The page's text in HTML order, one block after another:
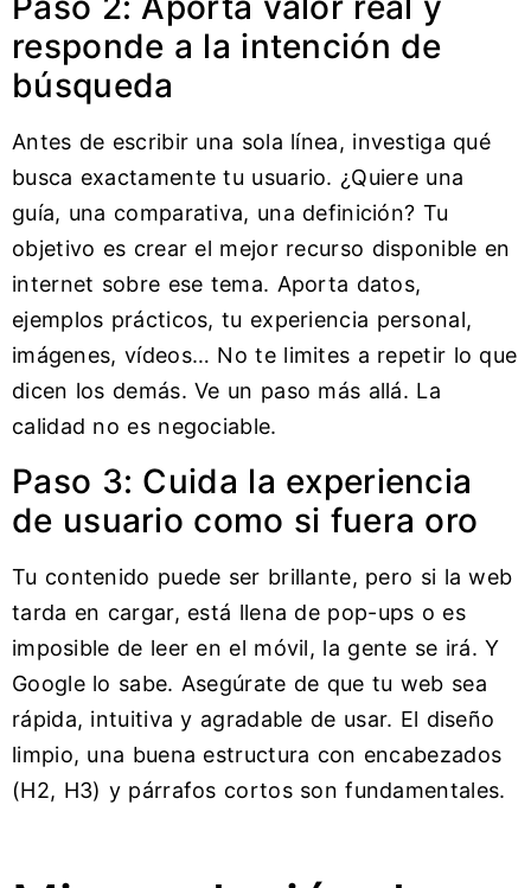
responde a la intención de
búsqueda
Antes de escribir una sola línea, investiga qué
busca exactamente tu usuario. ¿Quiere una
guía, una comparativa, una definición? Tu
objetivo es crear el mejor recurso disponible en
internet sobre ese tema. Aporta datos,
ejemplos prácticos, tu experiencia personal,
imágenes, vídeos… No te limites a repetir lo que
dicen los demás. Ve un paso más allá. La
calidad no es negociable.
Paso 3: Cuida la experiencia
de usuario como si fuera oro
Tu contenido puede ser brillante, pero si la web
tarda en cargar, está llena de pop-ups o es
imposible de leer en el móvil, la gente se irá. Y
Google lo sabe. Asegúrate de que tu web sea
rápida, intuitiva y agradable de usar. El diseño
limpio, una buena estructura con encabezados
(H2, H3) y párrafos cortos son fundamentales.